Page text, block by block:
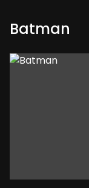
Batman